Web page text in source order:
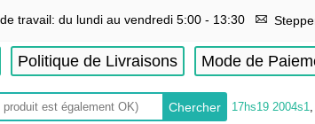
travail: du lundi au vendredi 5:00 - 13:30
Politique de Livraisons Mode de
17hs19 2004s1,